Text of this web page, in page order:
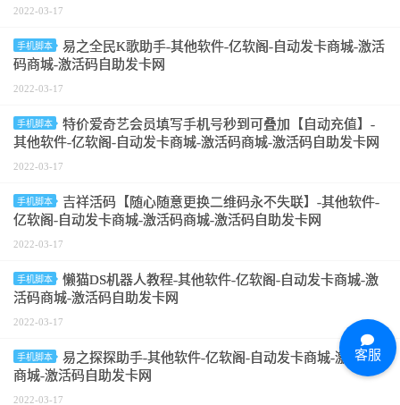
2022-03-17
手机脚本
易之全民K歌助手-其他软件-亿软阁-自动发卡商城-激活
码商城-激活码自助发卡网
2022-03-17
手机脚本
特价爱奇艺会员填写手机号秒到可叠加【自动充值】-
其他软件-亿软阁-自动发卡商城-激活码商城-激活码自助发卡网
2022-03-17
手机脚本
吉祥活码【随心随意更换二维码永不失联】-其他软件-
亿软阁-自动发卡商城-激活码商城-激活码自助发卡网
2022-03-17
手机脚本
懒猫DS机器人教程-其他软件-亿软阁-自动发卡商城-激
活码商城-激活码自助发卡网
2022-03-17
手机脚本
易之探探助手-其他软件-亿软阁-自动发卡商城-激活码
商城-激活码自助发卡网
2022-03-17
客服